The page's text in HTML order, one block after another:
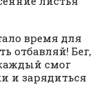
время для
отбавляй! Бег,
смог
и зарядиться